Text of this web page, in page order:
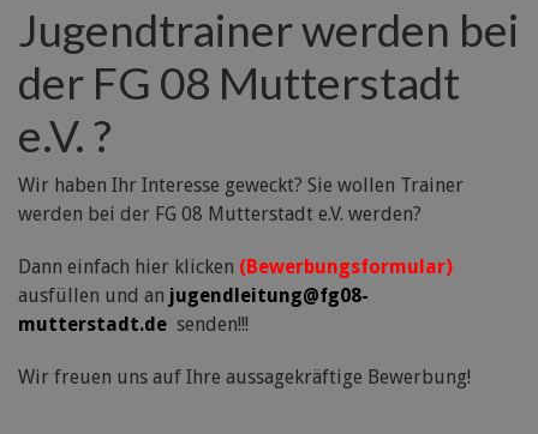
Jugendtrainer werden bei
der FG 08 Mutterstadt
e.V. ?
Wir haben Ihr Interesse geweckt? Sie wollen Trainer
werden bei der FG 08 Mutterstadt e.V. werden?
Dann einfach hier klicken (Bewerbungsformular)
ausfüllen und an jugendleitung@fg08-
mutterstadt.de senden!!!
Wir freuen uns auf Ihre aussagekräftige Bewerbung!